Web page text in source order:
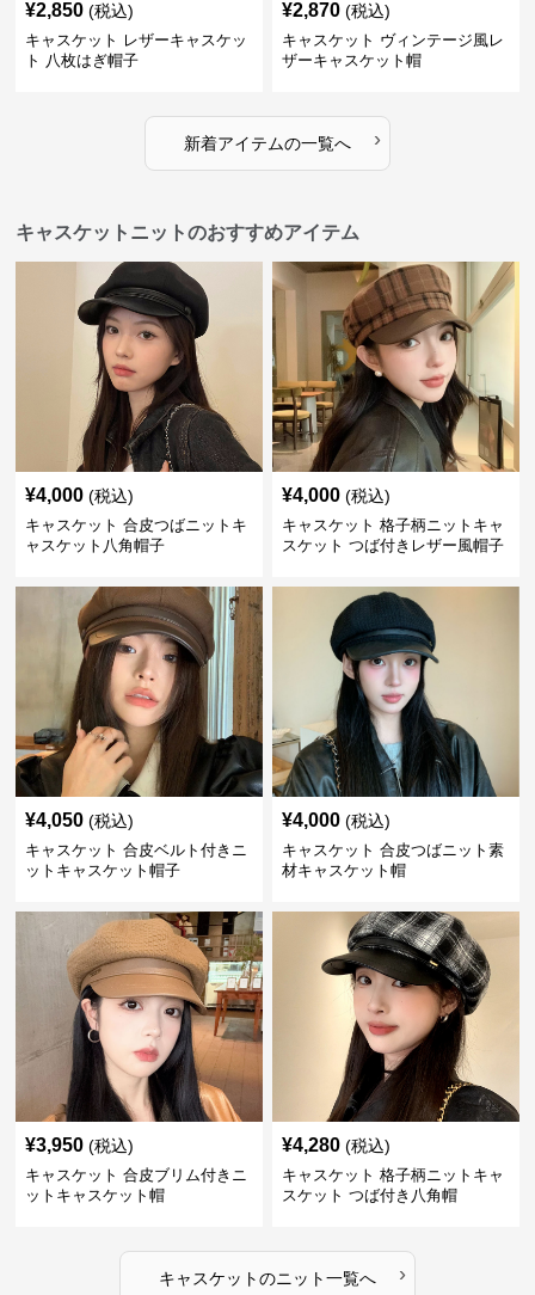
¥2,850 (税込)
キャスケット レザーキャスケッ
ト 八枚はぎ帽子
¥2,870 (税込)
キャスケット ヴィンテージ風レ
ザーキャスケット帽
新着アイテムの一覧へ ›
キャスケットニットのおすすめアイテム
¥4,000 (税込)
キャスケット 合皮つばニットキ
ャスケット八角帽子
¥4,000 (税込)
キャスケット 格子柄ニットキャ
スケット つば付きレザー風帽子
¥4,050 (税込)
キャスケット 合皮ベルト付きニ
ットキャスケット帽子
¥4,000 (税込)
キャスケット 合皮つばニット素
材キャスケット帽
¥3,950 (税込)
キャスケット 合皮ブリム付きニ
ットキャスケット帽
¥4,280 (税込)
キャスケット 格子柄ニットキャ
スケット つば付き八角帽
キャスケットのニット一覧へ ›